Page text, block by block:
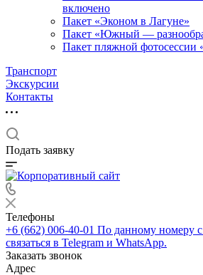
включено
Пакет «Эконом в Лагуне»
Пакет «Южный —
Пакет пляжной фотосессии
Транспорт
Экскурсии
Контакты
Подать заявку
Телефоны
+6 (662) 006-40-01 По данному номеру
связаться в Telegram и WhatsApp.
Заказать звонок
Адрес